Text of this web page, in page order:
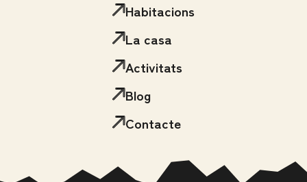
Habitacions
La casa
Activitats
Blog
Contacte